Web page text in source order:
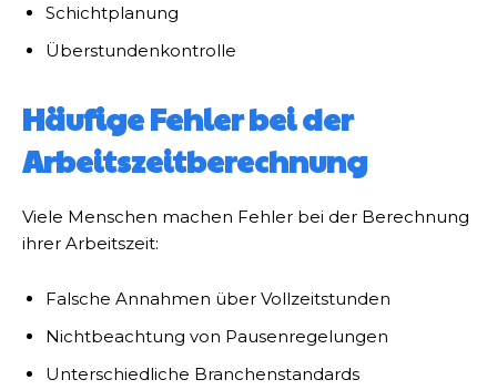
Schichtplanung
Überstundenkontrolle
Häufige Fehler bei der
Arbeitszeitberechnung
Viele Menschen machen Fehler bei der Berechnung
ihrer Arbeitszeit:
Falsche Annahmen über Vollzeitstunden
Nichtbeachtung von Pausenregelungen
Unterschiedliche Branchenstandards